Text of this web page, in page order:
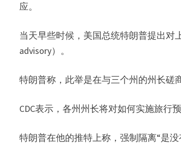
应。
当天早些时候，美国总统特朗普提出对
advisory）。
特朗普称，此举是在与三个州的州长磋
CDC表示，各州州长将对如何实施旅行
特朗普在他的推特上称，强制隔离“是没